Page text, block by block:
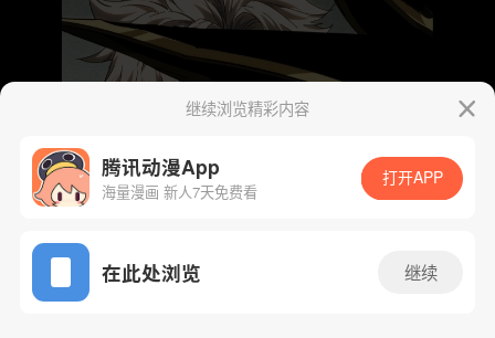
App免费看
继续浏览精彩内容
腾讯动漫App
海量漫画 新人7天免费看
打开APP
在此处浏览 继续